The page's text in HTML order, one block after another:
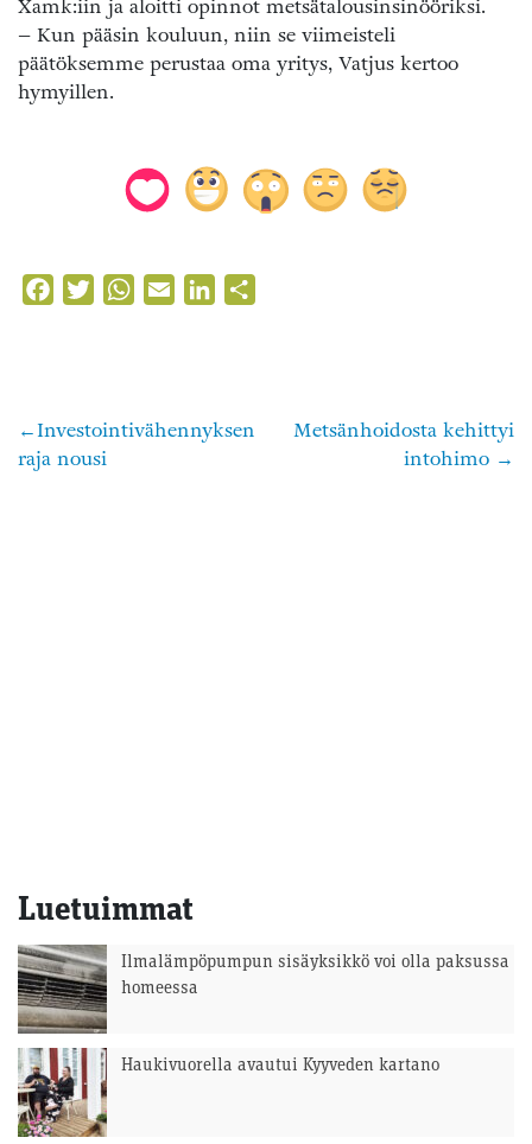
Xamk:iin ja aloitti opinnot metsätalousinsinööriksi.
– Kun pääsin kouluun, niin se viimeisteli
päätöksemme perustaa oma yritys, Vatjus kertoo
hymyillen.
FacebookTwitterWhatsApp
Email LinkedIn
Artikkelien
Investointivähennyksen
raja nousi
Metsänhoidosta kehittyi
intohimo
Luetuimmat
Ilmalämpöpumpun sisäyksikkö voi olla paksussa
homeessa
Haukivuorella avautui Kyyveden kartano